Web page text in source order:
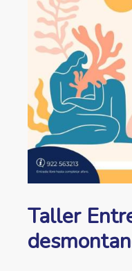
navegación
Taller